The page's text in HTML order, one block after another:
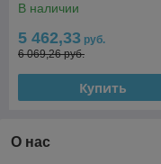
В наличии
5 462,33 руб.
6 069,26 руб.
Купить
О нас